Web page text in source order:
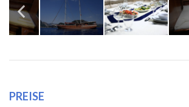
PREISE